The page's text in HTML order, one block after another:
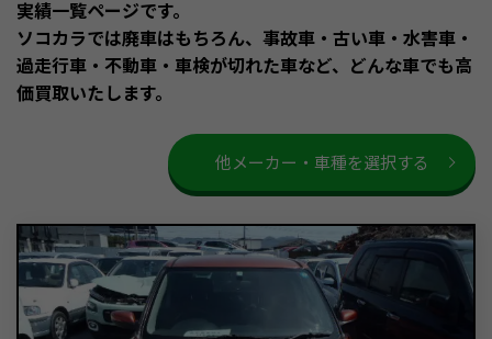
実績一覧ページです。
ソコカラでは廃車はもちろん、事故車・古い車・水害車・
過走行車・不動車・車検が切れた車など、どんな車でも高
価買取いたします。
他メーカー・車種を選択する